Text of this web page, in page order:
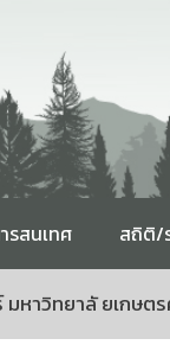
รสนเทศ สถิติ/
หาวิทยาลั ยเกษ